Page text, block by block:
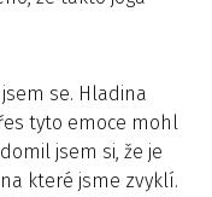
se. Hladina
tyto emoce mohl
jsem si, že je
které jsme zvyklí.